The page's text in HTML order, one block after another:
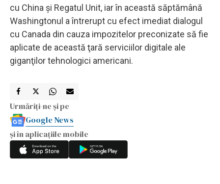
cu China şi Regatul Unit, iar în această săptămână
Washingtonul a întrerupt cu efect imediat dialogul
cu Canada din cauza impozitelor preconizate să fie
aplicate de această ţară serviciilor digitale ale
giganţilor tehnologici americani.
Urmăriți-ne și pe
Google News
și în aplicațiile mobile